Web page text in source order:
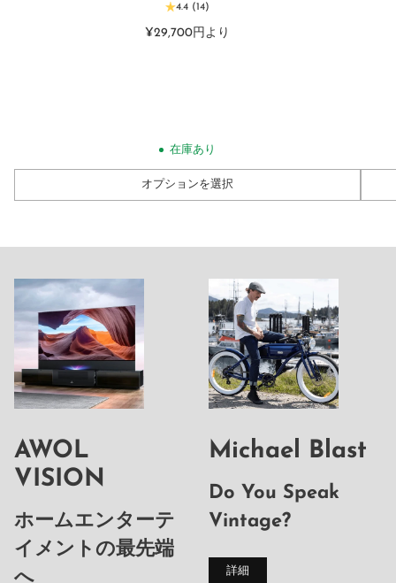
4.4 (14)
¥29,700円より
在庫あり
オプションを選択
AWOL
VISION
ホームエンターテ
イメントの最先端
へ
Michael Blast
Do You Speak
Vintage?
詳細